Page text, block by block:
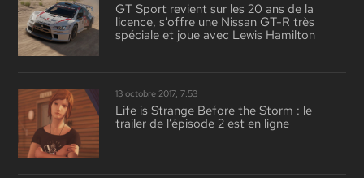
GT Sport revient sur les 20 ans de la
licence, s’offre une Nissan GT-R très
spéciale et joue avec Lewis Hamilton
13 octobre 2017, 7:53
Life is Strange Before the Storm : le
trailer de l’épisode 2 est en ligne